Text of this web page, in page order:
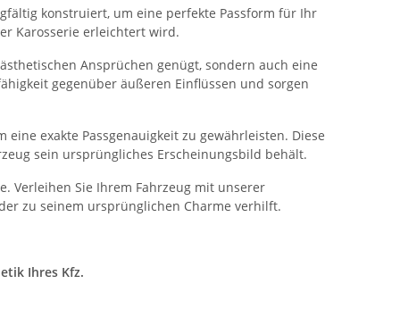
konstruiert, um eine perfekte Passform für Ihr
Karosserie erleichtert wird.
Ansprüchen genügt, sondern auch eine
gegenüber äußeren Einflüssen und sorgen
exakte Passgenauigkeit zu gewährleisten. Diese
sein ursprüngliches Erscheinungsbild behält.
Verleihen Sie Ihrem Fahrzeug mit unserer
zu seinem ursprünglichen Charme verhilft.
Ihres Kfz.